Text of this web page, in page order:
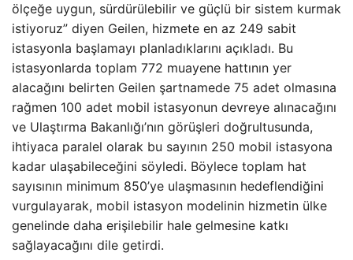
ölçeğe uygun, sürdürülebilir ve güçlü bir sistem kurmak
istiyoruz” diyen Geilen, hizmete en az 249 sabit
istasyonla başlamayı planladıklarını açıkladı. Bu
istasyonlarda toplam 772 muayene hattının yer
alacağını belirten Geilen şartnamede 75 adet olmasına
rağmen 100 adet mobil istasyonun devreye alınacağını
ve Ulaştırma Bakanlığı’nın görüşleri doğrultusunda,
ihtiyaca paralel olarak bu sayının 250 mobil istasyona
kadar ulaşabileceğini söyledi. Böylece toplam hat
sayısının minimum 850’ye ulaşmasının hedeflendiğini
vurgulayarak, mobil istasyon modelinin hizmetin ülke
genelinde daha erişilebilir hale gelmesine katkı
sağlayacağını dile getirdi.